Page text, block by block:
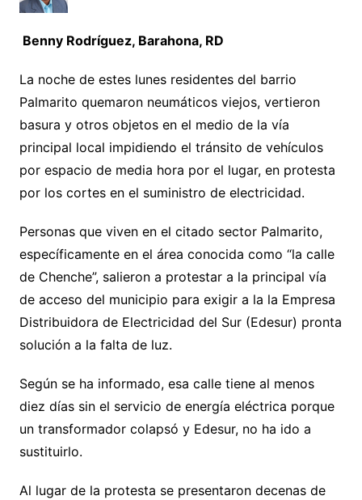
Benny Rodríguez, Barahona, RD
La noche de estes lunes residentes del barrio
Palmarito quemaron neumáticos viejos, vertieron
basura y otros objetos en el medio de la vía
principal local impidiendo el tránsito de vehículos
por espacio de media hora por el lugar, en protesta
por los cortes en el suministro de electricidad.
Personas que viven en el citado sector Palmarito,
específicamente en el área conocida como “la calle
de Chenche”, salieron a protestar a la principal vía
de acceso del municipio para exigir a la la Empresa
Distribuidora de Electricidad del Sur (Edesur) pronta
solución a la falta de luz.
Según se ha informado, esa calle tiene al menos
diez días sin el servicio de energía eléctrica porque
un transformador colapsó y Edesur, no ha ido a
sustituirlo.
Al lugar de la protesta se presentaron decenas de